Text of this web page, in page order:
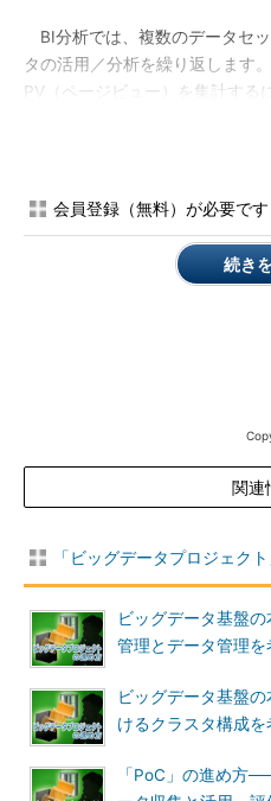
BI分析では、複数のデータセ
タの活用／分析を繰り返します
PV（ページビュー）を集計する
とTwitterのツイート内容や投稿
ん。こうしてさまざまな視点で
はどうするか」の戦略を立てや
「商品の評判分析を共有ダッ
営会議で共有する」「商品の評
リアルタイム表示する」などで
次々と生まれるようになります
ために試行錯誤していけるよう
は、こちらのブログ記事も参考
（参考
でデー
会員登録（無料）が必要です
続き
関連
「ビッグデータプロジェク
ビッグデータ基盤
管理とデータ管理を
ビッグデータ基盤
けるクラスタ構成を
「PoC」の進め方